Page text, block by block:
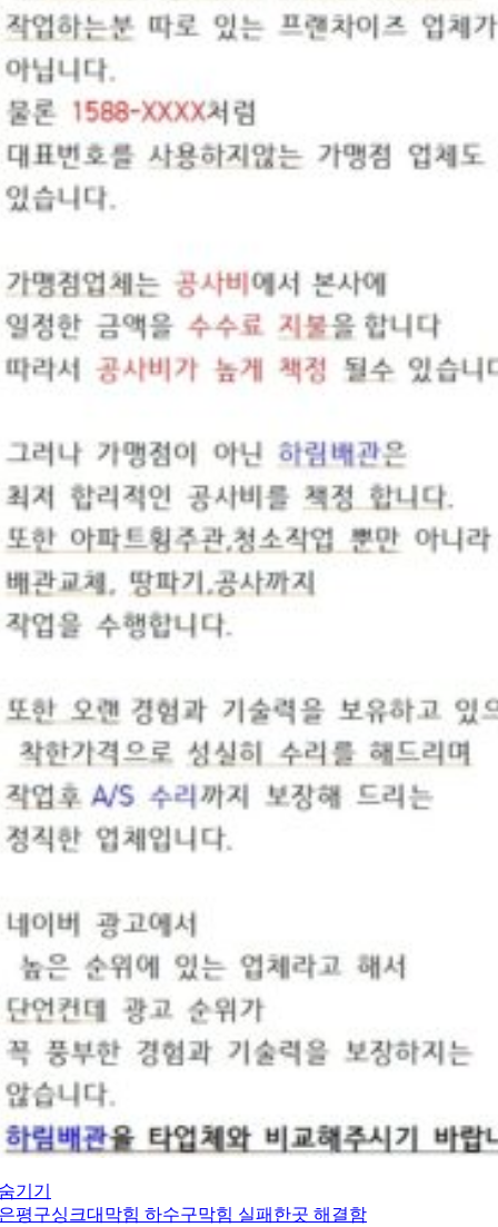
기기
평구싱크대막힘 하수구막힘 실패한곳 해결함